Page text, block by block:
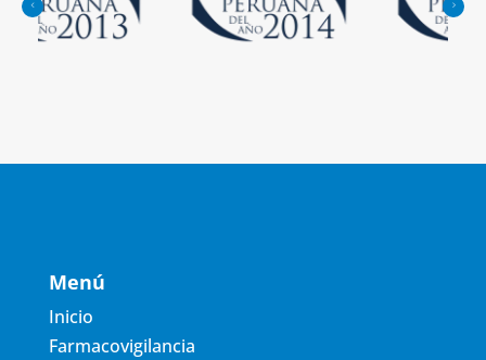
Menú
Inicio
Farmacovigilancia